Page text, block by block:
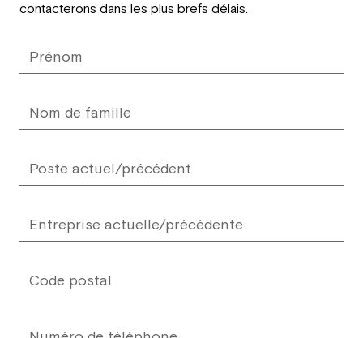
contacterons dans les plus brefs délais.